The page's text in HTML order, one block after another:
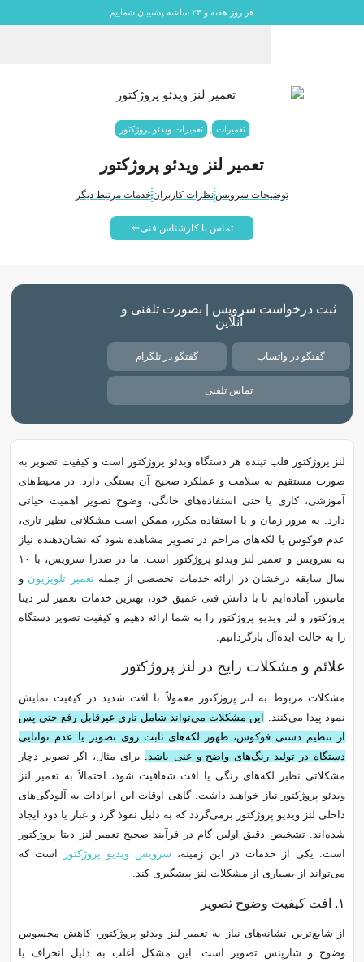
هر روز هفته و ۲۴ ساعته پشتیبان شماییم
تعمیرات تعمیرات ویدئو پروژکتور
تعمیر لنز ویدئو پروژکتور
توضیحات سرویسنظرات کاربرانخدمات مرتبط دیگر
تماس با کارشناس فنی
ثبت درخواست سرویس | بصورت تلفنی و
آنلاین
گفتگو در واتساپ گفتگو در تلگرام
تماس تلفنی
لنز پروژکتور قلب تپنده هر دستگاه ویدئو پروژکتور است و کیفیت تصویر به
صورت مستقیم به سلامت و عملکرد صحیح آن بستگی دارد. در محیط‌های
آموزشی، کاری یا حتی استفاده‌های خانگی، وضوح تصویر اهمیت حیاتی
دارد. به مرور زمان و با استفاده مکرر، ممکن است مشکلاتی نظیر تاری،
عدم فوکوس یا لکه‌های مزاحم در تصویر مشاهده شود که نشان‌دهنده نیاز
به سرویس و تعمیر لنز ویدئو پروژکتور است. ما در صدرا سرویس، با ۱۰
سال سابقه درخشان در ارائه خدمات تخصصی از جملهتعمیر تلویزیون و
مانیتور، آماده‌ایم تا با دانش فنی عمیق خود، بهترین خدمات تعمیر لنز دیتا
پروژکتور و لنز ویدیو پروژکتور را به شما ارائه دهیم و کیفیت تصویر دستگاه
را به حالت ایده‌آل بازگردانیم.
علائم و مشکلات رایج در لنز پروژکتور
مشکلات مربوط به لنز پروژکتور معمولاً با افت شدید در کیفیت نمایش
نمود پیدا می‌کنند. این مشکلات می‌تواند شامل تاری غیرقابل رفع حتی پس
از تنظیم دستی فوکوس، ظهور لکه‌های ثابت روی تصویر یا عدم توانایی
دستگاه در تولید رنگ‌های واضح و غنی باشد. برای مثال، اگر تصویر دچار
مشکلاتی نظیر لکه‌های رنگی یا افت شفافیت شود، احتمالاً به تعمیر لنز
ویدئو پروژکتور نیاز خواهید داشت. گاهی اوقات این ایرادات به آلودگی‌های
داخلی لنز ویدیو پروژکتور برمی‌گردد که به دلیل نفوذ گرد و غبار یا دود ایجاد
شده‌اند. تشخیص دقیق اولین گام در فرآیند صحیح تعمیر لنز دیتا پروژکتور
است. یکی از خدمات در این زمینه، سرویس ویدیو پروژکتور
است که
می‌تواند از بسیاری از مشکلات لنز پیشگیری کند.
۱. افت کیفیت وضوح تصویر
از شایع‌ترین نشانه‌های نیاز به تعمیر لنز ویدئو پروژکتور، کاهش محسوس
وضوح و شارپنس تصویر است. این مشکل اغلب به دلیل انحراف یا